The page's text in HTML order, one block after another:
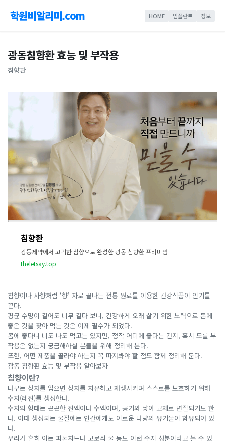
학원비알리미.com HOME 임플란트 정보
광동침향환 효능 및 부작용
침향환
침향환
광동제약에서 고귀한 침향으로 완성한 광동 침향환 프리미엄
theletsay.top
침향이나 사향처럼 ‘향’ 자로 끝나는 전통 원료를 이용한 건강식품이 인기를
끈다.
평균 수명이 길어도 너무 길다 보니, 건강하게 오래 살기 위한 노력으로 몸에
좋은 것을 찾아 먹는 것은 이제 필수가 되었다.
몸에 좋다니 너도 나도 먹고는 있지만, 정작 어디에 좋다는 건지, 혹시 모를 부
작용은 없는지 궁금해하실 분들을 위해 정리해 본다.
또한, 어떤 제품을 골라야 하는지 꼭 따져봐야 할 점도 함께 정리해 둔다.
광동 침향환 효능 및 부작용 알아보자
침향이란?
나무는 상처를 입으면 상처를 치유하고 재생시키며 스스로를 보호하기 위해
수지(레진)를 생성한다.
수지의 형태는 끈끈한 진액이나 수액이며, 공기와 닿아 고체로 변질되기도 한
다. 이때 생성되는 물질에는 인간에게도 이로운 다량의 유기물이 함유되어 있
다.
우리가 흔히 아는 피톤치드나 고로쇠 물 등도 이런 수지 성분이라고 볼 수 있